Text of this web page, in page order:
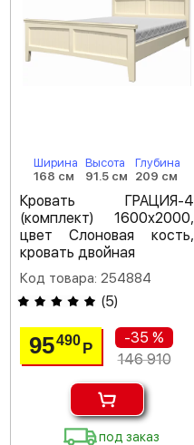
Ширина
168 см
Высота
91.5 см
Глубина
209 см
Кровать ГРАЦИЯ-4
(комплект) 1600х2000,
цвет Слоновая кость,
кровать двойная
Код товара: 254884
(5)
95490Р
-35 %
146 910
под заказ